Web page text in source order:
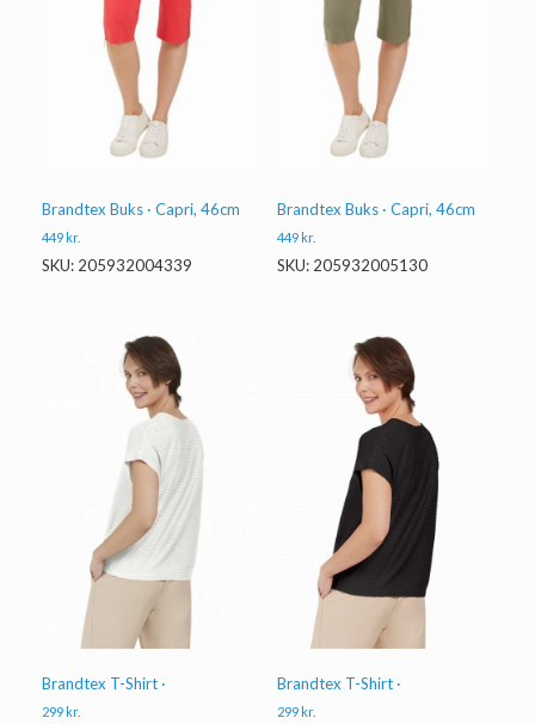
Brandtex Buks · Capri, 46cm
449kr.
SKU: 205932004339
Brandtex Buks · Capri, 46cm
449kr.
SKU: 205932005130
Brandtex T-Shirt ·
299kr.
Brandtex T-Shirt ·
299kr.